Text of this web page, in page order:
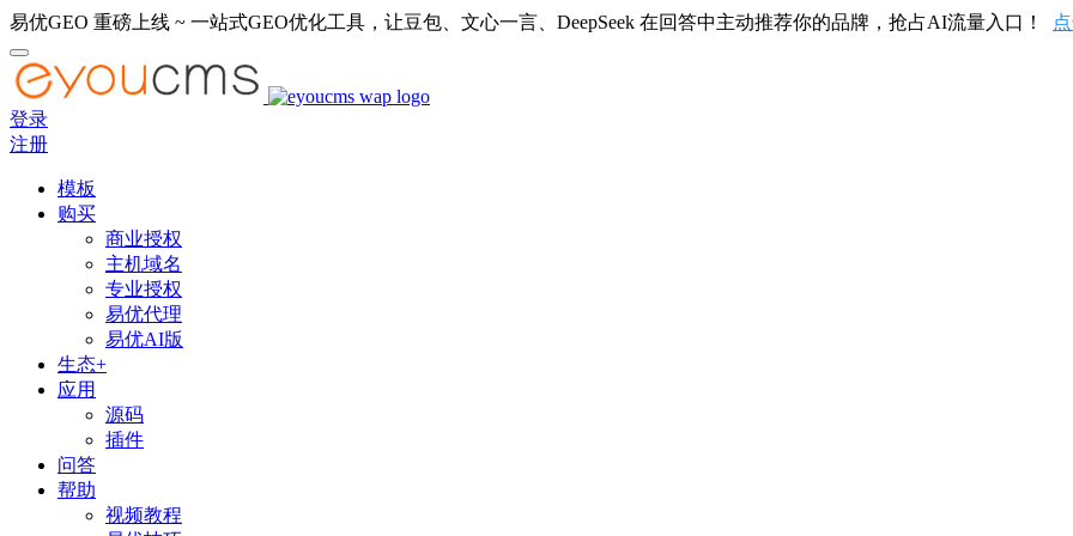
易优GEO 重磅上线 ~ 一站式GEO优化工具，让豆包、文心一言、DeepSeek 在回答中主动推荐你的品牌，抢占AI流量入口！
登录
注册
模板
购买
商业授权
主机域名
专业授权
易优代理
易优AI版
生态+
应用
源码
插件
问答
帮助
视频教程